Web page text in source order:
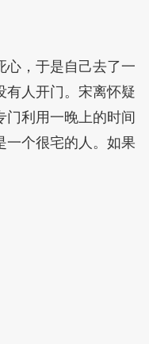
心，于是自己去了一
有人开门。宋离怀疑
门利用一晚上的时间
一个很宅的人。如果